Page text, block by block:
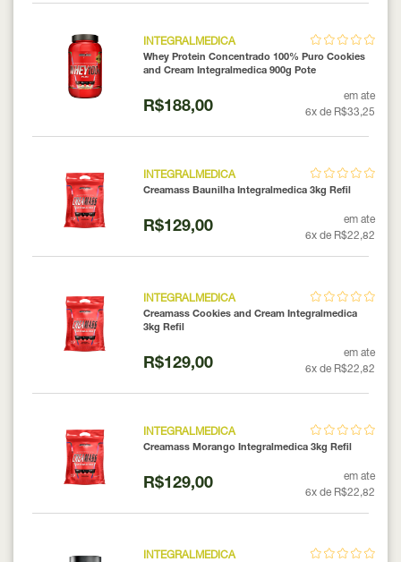
INTEGRALMEDICA
Whey Protein Concentrado 100% Puro Cookies
and Cream Integralmedica 900g Pote
R$188,00
em ate
6x de R$33,25
INTEGRALMEDICA
Creamass Baunilha Integralmedica 3kg Refil
R$129,00
em ate
6x de R$22,82
INTEGRALMEDICA
Creamass Cookies and Cream Integralmedica
3kg Refil
R$129,00
em ate
6x de R$22,82
INTEGRALMEDICA
Creamass Morango Integralmedica 3kg Refil
R$129,00
em ate
6x de R$22,82
INTEGRALMEDICA